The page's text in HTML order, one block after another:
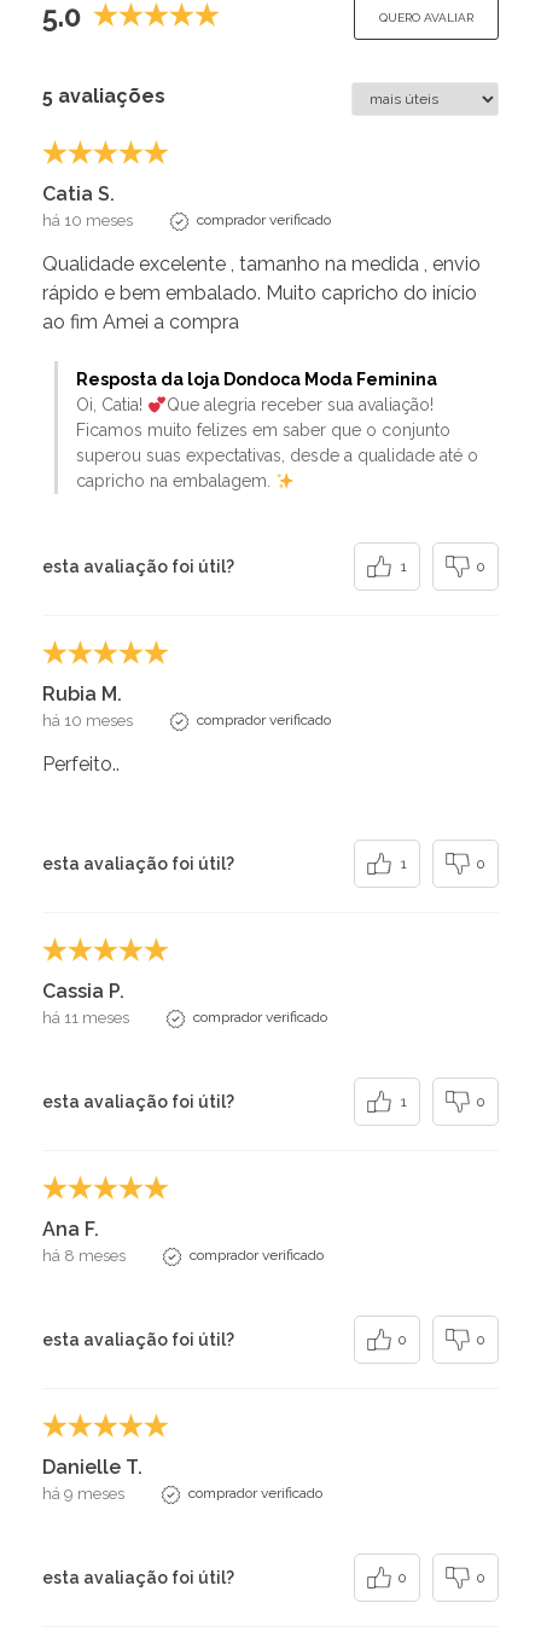
5.0 QUERO AVALIAR
5 avaliações
Catia S.
há 10 meses comprador verificado
Qualidade excelente , tamanho na medida , envio
rápido e bem embalado. Muito capricho do início
ao fim Amei a compra
Resposta da loja Dondoca Moda Feminina
Oi, Catia!
Que alegria receber sua avaliação!
Ficamos muito felizes em saber que o conjunto
superou suas expectativas, desde a qualidade até o
capricho na embalagem.
esta avaliação foi útil? 1 0
Rubia M.
há 10 meses comprador verificado
Perfeito..
esta avaliação foi útil? 1 0
Cassia P.
há 11 meses comprador verificado
esta avaliação foi útil? 1 0
Ana F.
há 8 meses comprador verificado
esta avaliação foi útil? 0 0
Danielle T.
há 9 meses comprador verificado
esta avaliação foi útil? 0 0